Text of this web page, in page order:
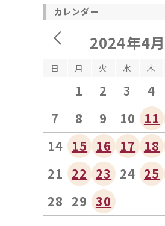
カレンダー
2024年4月
日 月 火 水 木
1 2 3 4
7
8 9 10 11
14 15 16 17 18
21 22 23 24 25
28 29 30